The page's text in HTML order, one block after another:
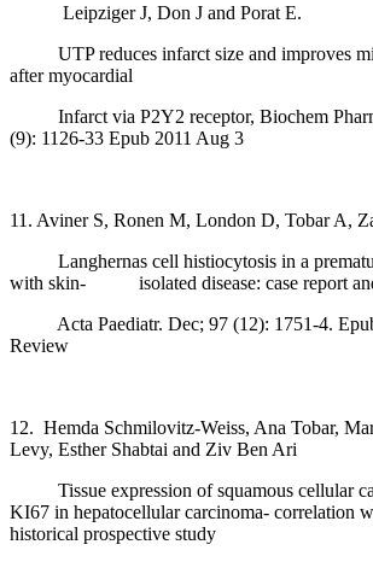
Leipziger J, Don J and Porat E.
UTP reduces infarct size and improves
after myocardial
Infarct via P2Y2 receptor, Biochem
(9): 1126-33 Epub 2011 Aug 3
11. Aviner S, Ronen M, London D, Tobar A,
Langhernas cell histiocytosis in a
with skin- isolated disease: case report
Acta Paediatr. Dec; 97 (12): 1751-4.
Review
12. Hemda Schmilovitz-Weiss, Ana Tobar,
Levy, Esther Shabtai and Ziv Ben Ari
Tissue expression of squamous cellular
KI67 in hepatocellular carcinoma- correlation
historical prospective study